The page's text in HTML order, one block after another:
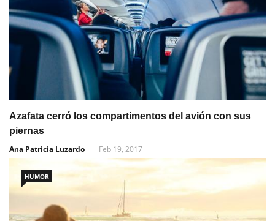
Azafata cerró los compartimentos del avión con sus
piernas
Ana Patricia Luzardo
Feb 19, 2017
HUMOR